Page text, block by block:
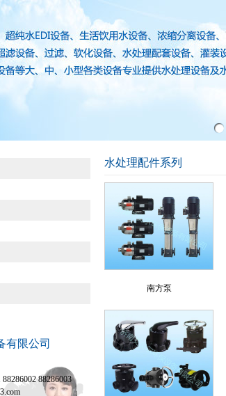
有限公司
88286003
水处理配件系列
南方泵